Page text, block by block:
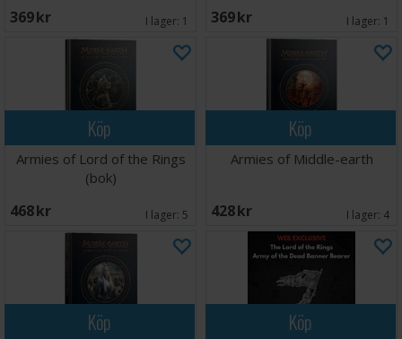
369 SEK I lager: 1 369 SEK I lager: 1
Köp
Armies of Lord of the Rings
(bok)
468 SEK I lager: 5
Köp
Armies of Middle-earth
428 SEK I lager: 4
Köp Köp